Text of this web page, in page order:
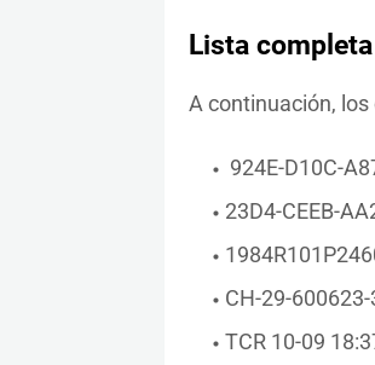
Lista
A continuación,
924E-D10C-
23D4-CEEB-
CH-29-600623-
TCR 10-09